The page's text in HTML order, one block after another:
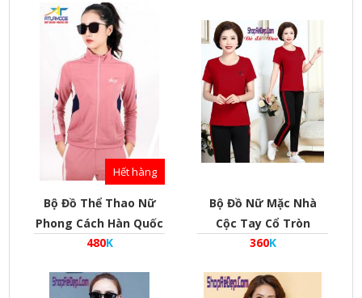
Hết hàng
Bộ Đồ Thể Thao Nữ
Phong Cách Hàn Quốc
Kiểu Khóa Kéo Phối
Bd010018
480K
Bộ Đồ Nữ Mặc Nhà
Cộc Tay Cổ Tròn
Phong Cách Hàn Quốc
360K